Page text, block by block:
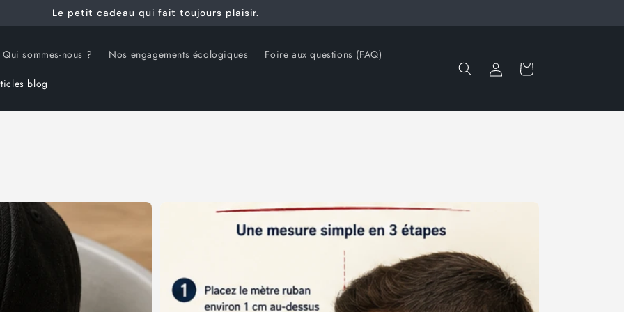
Le petit cadeau qui fait toujours plaisir.
Qui sommes-nous ? Nos engagements écologiques Foire aux questions (FAQ)
blog
Connexion Panier